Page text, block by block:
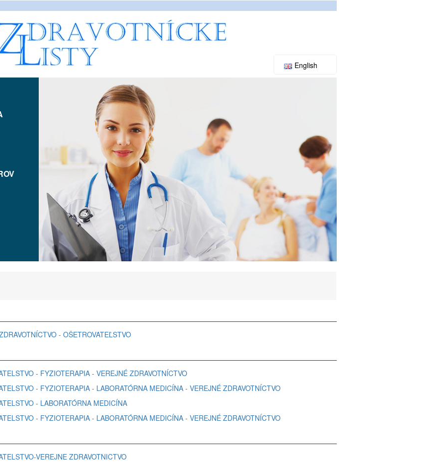
English
- OŠETROVATEĽSTVO
- FYZIOTERAPIA - VEREJNÉ ZDRAVOTNÍCTVO
- FYZIOTERAPIA - LABORATÓRNA MEDICÍNA - VEREJNÉ ZDRAVOTNÍCTVO
- LABORATÓRNA MEDICÍNA
- FYZIOTERAPIA - LABORATÓRNA MEDICÍNA - VEREJNÉ ZDRAVOTNÍCTVO
VEREJNE ZDRAVOTNICTVO